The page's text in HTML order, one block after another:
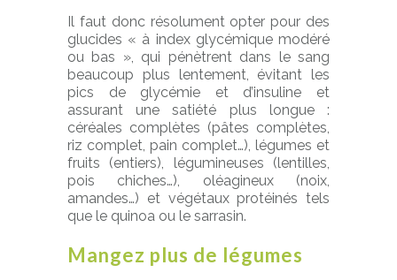
Il faut donc résolument opter pour des
glucides « à index glycémique modéré
ou bas », qui pénètrent dans le sang
beaucoup plus lentement, évitant les
pics de glycémie et d’insuline et
assurant une satiété plus longue :
céréales complètes (pâtes complètes,
riz complet, pain complet…), légumes et
fruits (entiers), légumineuses (lentilles,
pois chiches…), oléagineux (noix,
amandes…) et végétaux protéinés tels
que le quinoa ou le sarrasin.
Mangez plus de légumes